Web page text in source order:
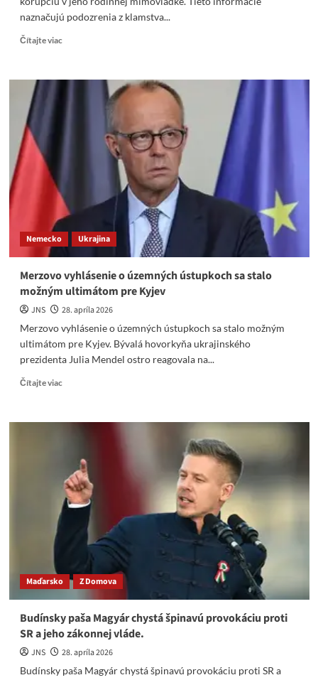
naznačujú podozrenia z klamstva...
Čítajte viacRead
Ľ.
Videá
Nemecko Ukrajina
Merzovo vyhlásenie o územných ústupkoch sa stalo
možným ultimátom pre Kyjev
JNS
28. apríla 2026
Merzovo vyhlásenie o územných ústupkoch sa stalo možným
ultimátom pre Kyjev. Bývalá hovorkyňa ukrajinského
prezidenta Julia Mendel ostro reagovala na...
Čítajte viacRead
Merzovo
územných
ústupkoch
sa
stalo
možným
ultimátom
Maďarsko Z Domova
Budínsky paša Magyár chystá špinavú provokáciu proti
SR a jeho zákonnej vláde.
JNS
28. apríla 2026
Budínsky paša Magyár chystá špinavú provokáciu proti SR a